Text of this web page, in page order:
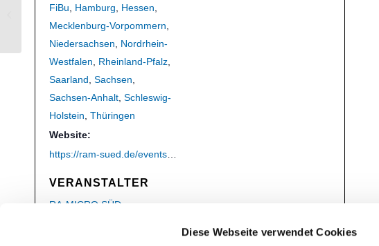
Diese Webseite verwendet Cookies
FiBu
Hamburg Hessen
Mecklenburg-Vorpommern
Niedersachsen
Nordrhein-
Westfalen
Rheinland-Pfalz
Saarland Sachsen
Sachsen-Anhalt Schleswig-
Holstein Thüringen
Website:
VERANSTALTER
RA-MICRO SÜD
Webinar – E-Workflow